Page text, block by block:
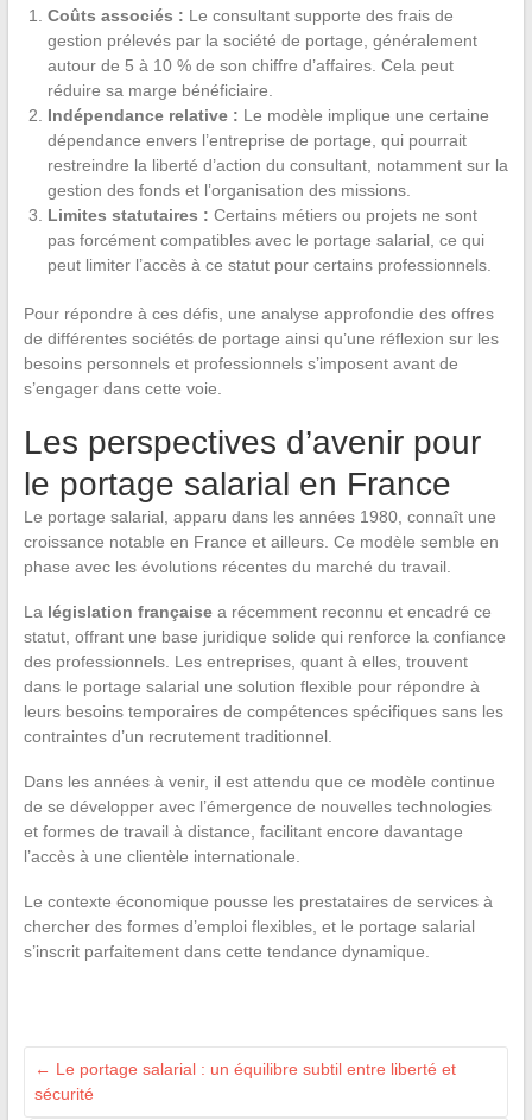
Coûts associés : Le consultant supporte des frais de
gestion prélevés par la société de portage, généralement
autour de 5 à 10 % de son chiffre d’affaires. Cela peut
réduire sa marge bénéficiaire.
Indépendance relative : Le modèle implique une certaine
dépendance envers l’entreprise de portage, qui pourrait
restreindre la liberté d’action du consultant, notamment sur la
gestion des fonds et l’organisation des missions.
Limites statutaires : Certains métiers ou projets ne sont
pas forcément compatibles avec le portage salarial, ce qui
peut limiter l’accès à ce statut pour certains professionnels.
Pour répondre à ces défis, une analyse approfondie des offres
de différentes sociétés de portage ainsi qu’une réflexion sur les
besoins personnels et professionnels s’imposent avant de
s’engager dans cette voie.
Les perspectives d’avenir pour
le portage salarial en France
Le portage salarial, apparu dans les années 1980, connaît une
croissance notable en France et ailleurs. Ce modèle semble en
phase avec les évolutions récentes du marché du travail.
La législation françaisea récemment reconnu et encadré ce
statut, offrant une base juridique solide qui renforce la confiance
des professionnels. Les entreprises, quant à elles, trouvent
dans le portage salarial une solution flexible pour répondre à
leurs besoins temporaires de compétences spécifiques sans les
contraintes d’un recrutement traditionnel.
Dans les années à venir, il est attendu que ce modèle continue
de se développer avec l’émergence de nouvelles technologies
et formes de travail à distance, facilitant encore davantage
l’accès à une clientèle internationale.
Le contexte économique pousse les prestataires de services à
chercher des formes d’emploi flexibles, et le portage salarial
s’inscrit parfaitement dans cette tendance dynamique.
← Le portage salarial : un équilibre subtil entre liberté et
sécurité